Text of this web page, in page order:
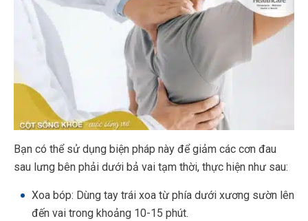
Bạn có thể sử dụng biện pháp này để giảm các cơn đau
sau lưng bên phải dưới bả vai tạm thời, thực hiện như sau:
Xoa bóp: Dùng tay trái xoa từ phía dưới xương sườn lên
đến vai trong khoảng 10-15 phút.